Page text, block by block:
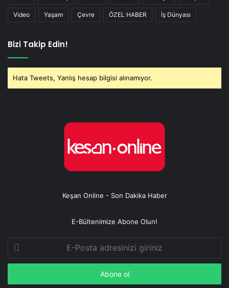
Video Yaşam Çevre ÖZEL HABER İş Dünyası
Bizi Takip Edin!
Hata Tweets, Yanlış hesap bilgisi alınamıyor.
Keşan Online - Son Dakika Haber
E-Bültenimize Abone Olun!
Posta
adresinizi